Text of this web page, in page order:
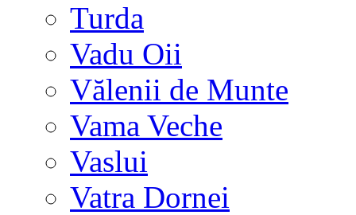
Turda
Vadu Oii
Vălenii de Munte
Vama Veche
Vaslui
Vatra Dornei